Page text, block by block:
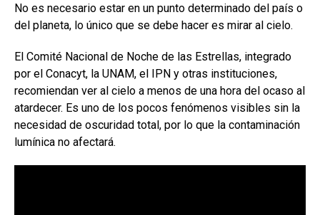
No es necesario estar en un punto determinado del país o
del planeta, lo único que se debe hacer es mirar al cielo.
El Comité Nacional de Noche de las Estrellas, integrado
por el Conacyt, la UNAM, el IPN y otras instituciones,
recomiendan ver al cielo a menos de una hora del ocaso al
atardecer. Es uno de los pocos fenómenos visibles sin la
necesidad de oscuridad total, por lo que la contaminación
lumínica no afectará.